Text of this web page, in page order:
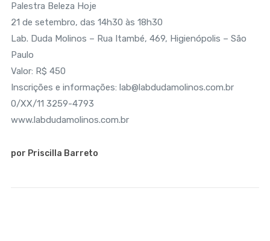
Palestra Beleza Hoje
21 de setembro, das 14h30 às 18h30
Lab. Duda Molinos – Rua Itambé, 469, Higienópolis – São
Paulo
Valor: R$ 450
Inscrições e informações: lab@labdudamolinos.com.br
0/XX/11 3259-4793
www.labdudamolinos.com.br
por Priscilla Barreto